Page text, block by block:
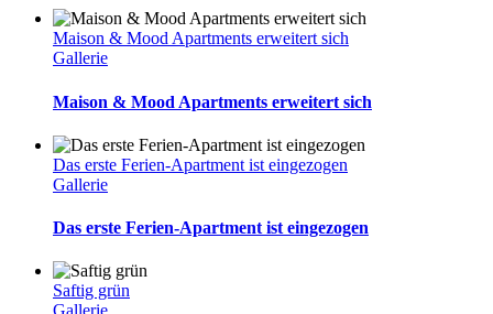
Maison & Mood Apartments erweitert sich
Gallerie
Maison & Mood Apartments erweitert sich
Das erste Ferien-Apartment ist eingezogen
Gallerie
Das erste Ferien-Apartment ist eingezogen
Saftig grün